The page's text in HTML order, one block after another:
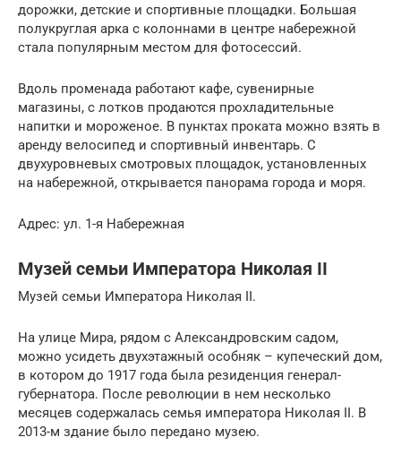
дорожки, детские и спортивные площадки. Большая
полукруглая арка с колоннами в центре набережной
стала популярным местом для фотосессий.
Вдоль променада работают кафе, сувенирные
магазины, с лотков продаются прохладительные
напитки и мороженое. В пунктах проката можно взять в
аренду велосипед и спортивный инвентарь. С
двухуровневых смотровых площадок, установленных
на набережной, открывается панорама города и моря.
Адрес: ул. 1-я Набережная
Музей семьи Императора Николая II
Музей семьи Императора Николая II.
На улице Мира, рядом с Александровским садом,
можно усидеть двухэтажный особняк – купеческий дом,
в котором до 1917 года была резиденция генерал-
губернатора. После революции в нем несколько
месяцев содержалась семья императора Николая II. В
2013-м здание было передано музею.